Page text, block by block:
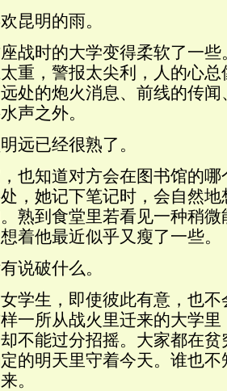
昆明的雨。
战时的大学变得柔软了一
重，警报太尖利，人的心
处的炮火消息、前线的传
声之外。
远已经很熟了。
也知道对方会在图书馆的
，她记下笔记时，会自然
熟到食堂里若看见一种稍
着他最近似乎又瘦了一些。
说破什么。
学生，即使彼此有意，也
一所从战火里迁来的大学
不能过分招摇。大家都在
的明天里守着今天。谁也
。